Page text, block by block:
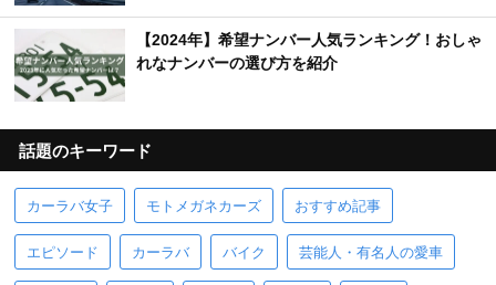
【2024年】希望ナンバー人気ランキング！おしゃ
れなナンバーの選び方を紹介
話題のキーワード
カーラバ女子 モトメガネカーズ おすすめ記事
エピソード カーラバ バイク 芸能人・有名人の愛車